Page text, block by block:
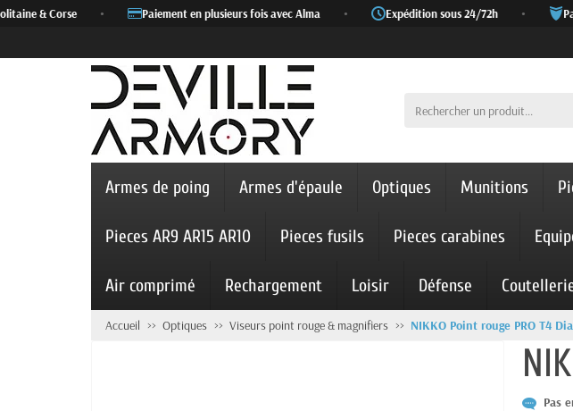
& Corse Paiement en plusieurs fois avec Alma Expédition sous 24/72h
Armes de poing Armes d'épaule Optiques Munitions
Pieces AR9 AR15 AR10 Pieces fusils Pieces carabines
Air comprimé Rechargement Loisir Défense
Accueil Optiques Viseurs point rouge & magnifiers NIKKO Point rouge PRO T4
Pas